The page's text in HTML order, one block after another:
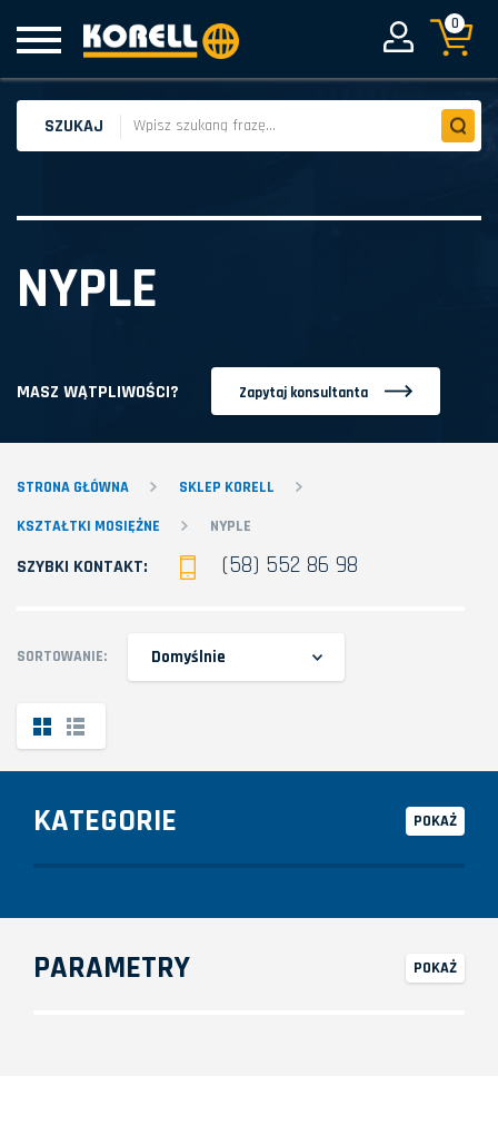
SZUKAJ
NYPLE
MASZ WĄTPLIWOŚCI? Zapytaj konsultanta
STRONA GŁÓWNA
SKLEP KORELL
KSZTAŁTKI MOSIĘŻNE
NYPLE
SZYBKI KONTAKT: (58) 552 86 98
SORTOWANIE: Domyślnie
KATEGORIE POKAŻ
PARAMETRY POKAŻ
0